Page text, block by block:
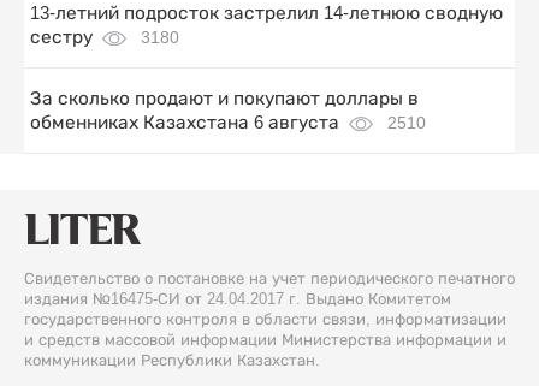
13-летний подросток застрелил 14-летнюю сводную
сестру
3180
За сколько продают и покупают доллары в
обменниках Казахстана 6 августа
2510
Свидетельство о постановке на учет периодического печатного
издания №16475-СИ от 24.04.2017 г. Выдано Комитетом
государственного контроля в области связи, информатизации
и средств массовой информации Министерства информации и
коммуникации Республики Казахстан.